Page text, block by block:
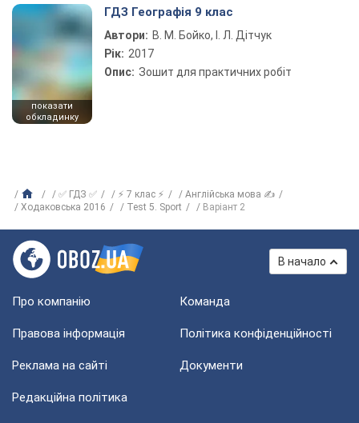
показати
обкладинку
ГДЗ Географія 9 клас
Автори: В. М. Бойко, І. Л. Дітчук
Рік: 2017
Опис: Зошит для практичних робіт
✅ ГДЗ ✅ ⚡ 7 клас ⚡
Англійська мова ✍
Ходаковська 2016
Test 5. Sport Варіант 2
В начало
Про компанію Команда
Правова інформація Політика конфіденційності
Реклама на сайті Документи
Редакційна політика